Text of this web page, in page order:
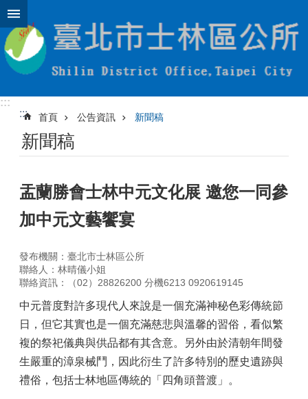
跳到主要內容區塊
:::
:::
首頁 公告資訊 新聞稿
新聞稿
盂蘭勝會士林中元文化展 邀您一同參
加中元文藝饗宴
發布機關：臺北市士林區公所
聯絡人：林晴儀小姐
聯絡資訊：（02）28826200 分機6213 0920619145
中元普度對許多現代人來說是一個充滿神秘色彩傳統節
日，但它其實也是一個充滿慈悲與溫馨的習俗，看似繁
複的祭祀儀典與供品都有其含意。另外由於清朝年間發
生嚴重的漳泉械鬥，因此衍生了許多特別的歷史遺跡與
禮俗，包括士林地區傳統的「四角頭普渡」。